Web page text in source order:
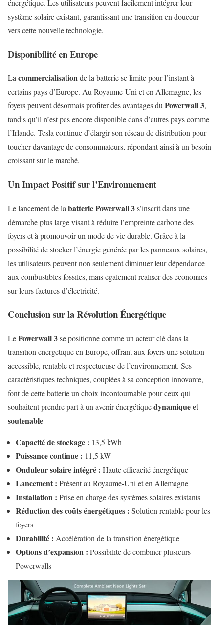
énergétique. Les utilisateurs peuvent facilement intégrer leur
système solaire existant, garantissant une transition en douceur
vers cette nouvelle technologie.
Disponibilité en Europe
Lacommercialisationde la batterie se limite pour l’instant à
certains pays d’Europe. Au Royaume-Uni et en Allemagne, les
foyers peuvent désormais profiter des avantages duPowerwall 3,
tandis qu’il n’est pas encore disponible dans d’autres pays comme
l’Irlande. Tesla continue d’élargir son réseau de distribution pour
toucher davantage de consommateurs, répondant ainsi à un besoin
croissant sur le marché.
Un Impact Positif sur l’Environnement
Le lancement de la batterie Powerwall 3s’inscrit dans une
démarche plus large visant à réduire l’empreinte carbone des
foyers et à promouvoir un mode de vie durable. Grâce à la
possibilité de stocker l’énergie générée par les panneaux solaires,
les utilisateurs peuvent non seulement diminuer leur dépendance
aux combustibles fossiles, mais également réaliser des économies
sur leurs factures d’électricité.
Conclusion sur la Révolution Énergétique
LePowerwall 3se positionne comme un acteur clé dans la
transition énergétique en Europe, offrant aux foyers une solution
accessible, rentable et respectueuse de l’environnement. Ses
caractéristiques techniques, couplées à sa conception innovante,
font de cette batterie un choix incontournable pour ceux qui
souhaitent prendre part à un avenir énergétiquedynamique et
soutenable.
Capacité de stockage : 13,5 kWh
Puissance continue : 11,5 kW
Onduleur solaire intégré : Haute efficacité énergétique
Lancement : Présent au Royaume-Uni et en Allemagne
Installation : Prise en charge des systèmes solaires existants
Réduction des coûts énergétiques : Solution rentable pour les
foyers
Durabilité : Accélération de la transition énergétique
Options d’expansion : Possibilité de combiner plusieurs
Powerwalls